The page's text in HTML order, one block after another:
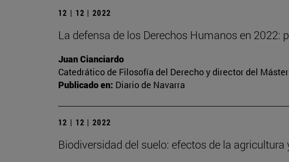
12 | 12 | 2022
La defensa de los Derechos Humanos en 2022:
Juan Cianciardo
Catedrático de Filosofía del Derecho y director del
Publicado en: Diario de Navarra
12 | 12 | 2022
Biodiversidad del suelo: efectos de la agricultura